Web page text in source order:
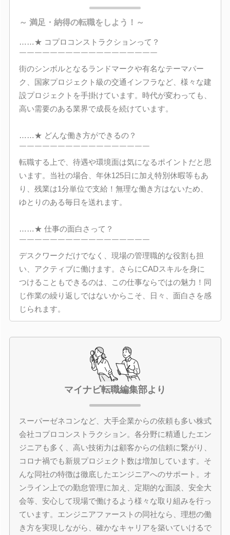
～ 満足・納得の転職をしよう！～
……★ コプロコンストラクションって？
￣￣￣￣￣￣￣￣￣￣￣￣￣￣￣￣￣￣
街のシンボルとなるランドマークや有名なテーマパー
ク、国家プロジェクト級の交通インフラなど、様々な建
設プロジェクトを手掛けています。時代が変わっても、
高い需要のある業界で成長を続けています。
……★ どんな働き方ができるの？
￣￣￣￣￣￣￣￣￣￣￣￣￣￣￣￣￣
転職する上で、待遇や環境面は気になるポイントだと思
います。当社の場合、年休125日に加え特別休暇等もあ
り、残業は1分単位で支給！無理な働き方はないため、
ゆとりのある毎日を送れます。
……★ 仕事の面白さって？
￣￣￣￣￣￣￣￣￣￣￣￣￣￣￣￣￣
デスクワークだけでなく、現場の管理職的な役割も担
い、アクティブに働けます。さらにCADスキルを身に
つけることもできるのは、この仕事ならではの魅力！同
じ作業の繰り返しではないからこそ、日々、面白さを感
じられます。
マイナビ転職編集部より
スーパーゼネコンなど、大手企業からの依頼も多い株式
会社コプロコンストラクション。各分野に精通したエン
ジニアも多く、高い技術力は顧客からの信頼に繋がり、
コロナ禍でも新規プロジェクト数は増加しています。そ
んな同社の特徴は徹底したエンジニアへのサポート。オ
ンライン上での勤怠管理に加え、定期的な面談、安全大
会等、安心して現場で働けるよう様々な取り組みを行っ
ています。エンジニアファーストの同社なら、理想の働
き方を実現しながら、確かなキャリアを築いていけるで